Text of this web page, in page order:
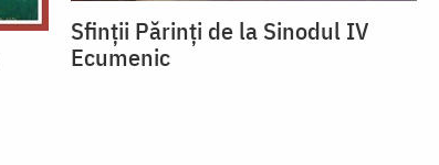
Sfinţii Părinţi de la Sinodul IV
Ecumenic